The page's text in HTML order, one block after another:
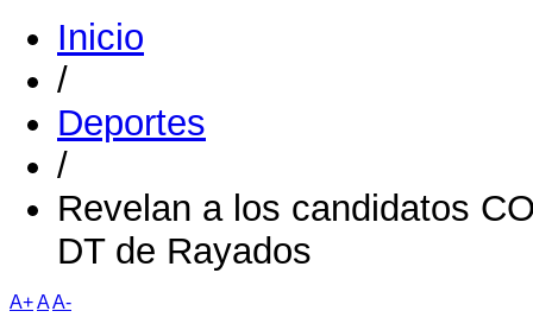
Inicio
/
Deportes
/
Revelan a los candidatos
DT de Rayados
A+AA-